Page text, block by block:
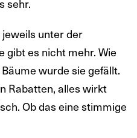
unter der
gibt es nicht mehr. Wie
wurde sie gefällt.
Rabatten, alles wirkt
Ob das eine stimmige